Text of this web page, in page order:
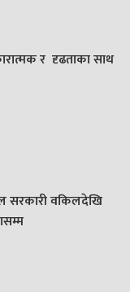
र दृढताका साथ
सरकारी वकिलदेखि